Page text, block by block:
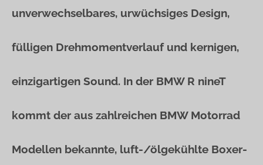
unverwechselbares, urwüchsiges Design,
fülligen Drehmomentverlauf und kernigen,
einzigartigen Sound. In der BMW R nineT
kommt der aus zahlreichen BMW Motorrad
Modellen bekannte, luft-/ölgekühlte Boxer-